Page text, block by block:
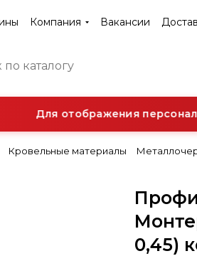
Компания Вакансии
Для отображения
Кровельные материалы
0,45)